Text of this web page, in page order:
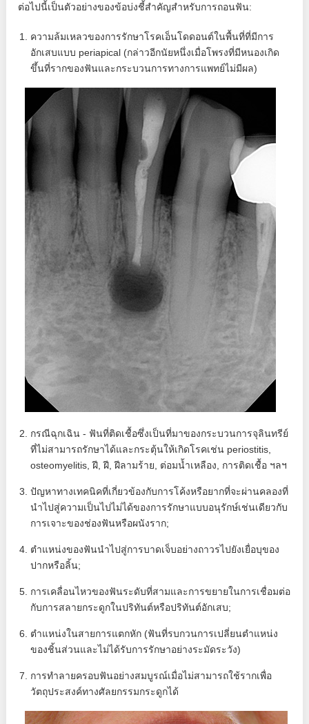
ต่อไปนี้เป็นตัวอย่างของข้อบ่งชี้สำคัญสำหรับการถอนฟัน:
ความล้มเหลวของการรักษาโรคเอ็นโดดอนต์ในพื้นที่ที่มีการ
อักเสบแบบ periapical (กล่าวอีกนัยหนึ่งเมื่อโพรงที่มีหนองเกิด
ขึ้นที่รากของฟันและกระบวนการทางการแพทย์ไม่มีผล)
กรณีฉุกเฉิน - ฟันที่ติดเชื้อซึ่งเป็นที่มาของกระบวนการจุลินทรีย์
ที่ไม่สามารถรักษาได้และกระตุ้นให้เกิดโรคเช่น periostitis,
osteomyelitis, ฝี, ฝี, ฝีลามร้าย, ต่อมน้ำเหลือง, การติดเชื้อ ฯลฯ
ปัญหาทางเทคนิคที่เกี่ยวข้องกับการโค้งหรือยากที่จะผ่านคลองที่
นำไปสู่ความเป็นไปไม่ได้ของการรักษาแบบอนุรักษ์เช่นเดียวกับ
การเจาะของช่องฟันหรือผนังราก;
ตำแหน่งของฟันนำไปสู่การบาดเจ็บอย่างถาวรไปยังเยื่อบุของ
ปากหรือลิ้น;
การเคลื่อนไหวของฟันระดับที่สามและการขยายในการเชื่อมต่อ
กับการสลายกระดูกในปริทันต์หรือปริทันต์อักเสบ;
ตำแหน่งในสายการแตกหัก (ฟันที่รบกวนการเปลี่ยนตำแหน่ง
ของชิ้นส่วนและไม่ได้รับการรักษาอย่างระมัดระวัง)
การทำลายครอบฟันอย่างสมบูรณ์เมื่อไม่สามารถใช้รากเพื่อ
วัตถุประสงค์ทางศัลยกรรมกระดูกได้